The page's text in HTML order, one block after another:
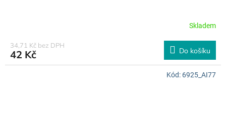
Skladem
34,71 Kč bez DPH
42 Kč Do košíku
Kód: 6925_AI77